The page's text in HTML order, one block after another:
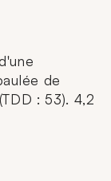
de
: 53). 4,2